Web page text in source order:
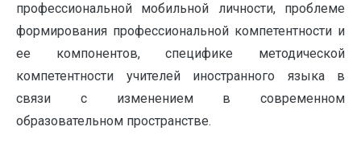
профессиональной мобильной личности, проблеме
формирования профессиональной компетентности и
ее компонентов, специфике методической
компетентности учителей иностранного языка в
связи с изменением в современном
образовательном пространстве.